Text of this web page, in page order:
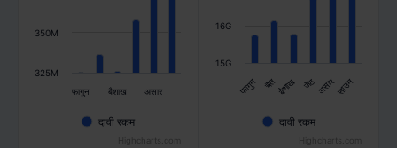
दावी रकम
फागुन बैशाख असार
325M
350M
Highcharts.com
दावी रकम
फागुन चैत बैशाख जेठ असारसाउन
15G
16G
Highcharts.com